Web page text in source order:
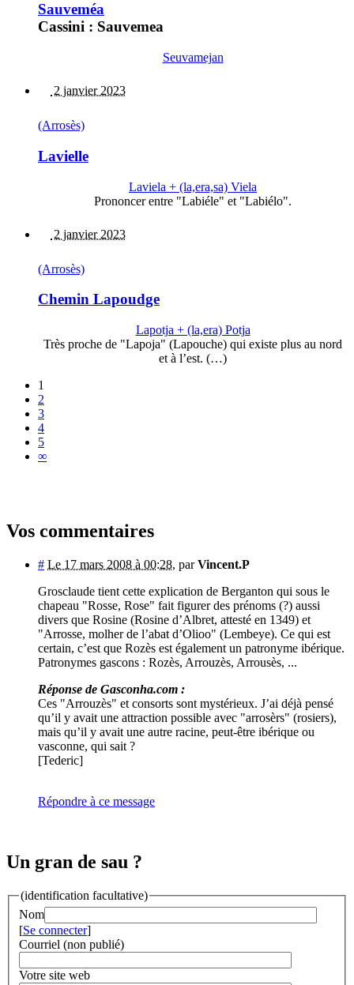
Sauveméa
Cassini : Sauvemea
Seuvamejan
2 janvier 2023
(Arrosès)
Lavielle
Laviela + (la,era,sa) Viela
Prononcer entre "Labiéle" et "Labiélo".
2 janvier 2023
(Arrosès)
Chemin Lapoudge
Lapotja + (la,era) Potja
Très proche de "Lapoja" (Lapouche) qui existe plus au nord
et à l’est. (…)
1
2
3
4
5
∞
Vos commentaires
# Le 17 mars 2008 à 00:28, parVincent.P
Grosclaude tient cette explication de Berganton qui sous le
chapeau "Rosse, Rose" fait figurer des prénoms (?) aussi
divers que Rosine (Rosine d’Albret, attesté en 1349) et
"Arrosse, molher de l’abat d’Olioo" (Lembeye). Ce qui est
certain, c’est que Rozès est également un patronyme ibérique.
Patronymes gascons : Rozès, Arrouzès, Arrousès, ...
Réponse de Gasconha.com :
Ces "Arrouzès" et consorts sont mystérieux. J’ai déjà pensé
qu’il y avait une attraction possible avec "arrosèrs" (rosiers),
mais qu’il y avait une autre racine, peut-être ibérique ou
vasconne, qui sait ?
[Tederic]
Répondre à ce message
Un gran de sau ?
(identification facultative)
Nom
[Se connecter]
Courriel (non publié)
Votre site web